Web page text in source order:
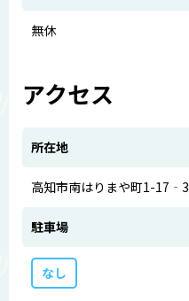
無休
アクセス
所在地
高知市南はりまや町1-17‐3
駐車場
なし